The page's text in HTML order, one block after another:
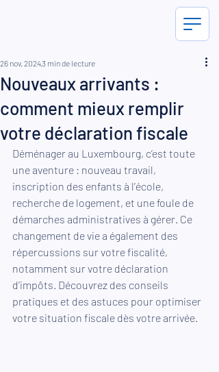
Nouveaux arrivants :
comment mieux remplir
votre déclaration fiscale
26 nov. 20243 min de lecture
Déménager au Luxembourg, c’est toute
une aventure : nouveau travail,
inscription des enfants à l’école,
recherche de logement, et une foule de
démarches administratives à gérer. Ce
changement de vie a également des
répercussions sur votre fiscalité,
notamment sur votre déclaration
d’impôts. Découvrez des conseils
pratiques et des astuces pour optimiser
votre situation fiscale dès votre arrivée.